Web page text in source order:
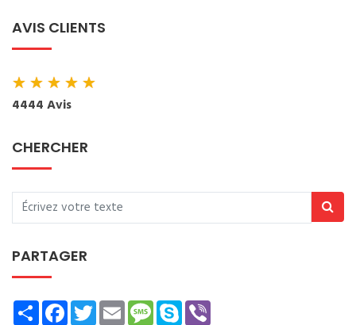
AVIS CLIENTS
★★★★★
4444 Avis
CHERCHER
PARTAGER
ShareFacebookTwitterEmailMessage
Skype